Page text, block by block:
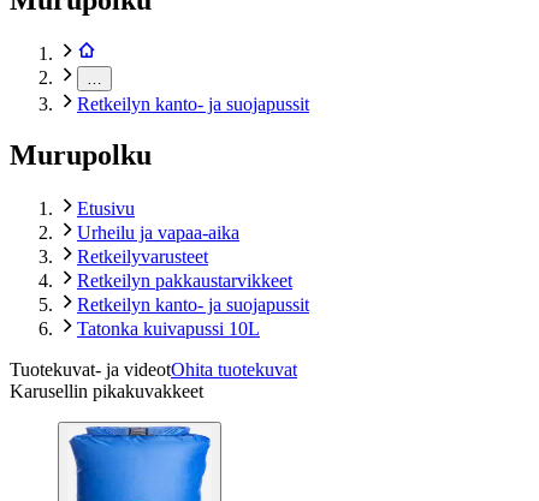
Retkeilyn kanto- ja suojapussit
Murupolku
Etusivu
Urheilu ja vapaa-aika
Retkeilyvarusteet
Retkeilyn pakkaustarvikkeet
Retkeilyn kanto- ja suojapussit
Tatonka kuivapussi 10L
Tuotekuvat- ja videotOhita tuotekuvat
Karusellin pikakuvakkeet